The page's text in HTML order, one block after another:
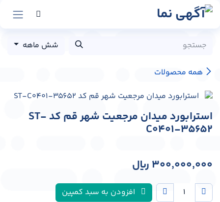
پرش به محتوا
همه محصولات
شش ماهه
استرابورد میدان مرجعیت شهر قم کد ST-
C0401-35652
300,000,000 ﷼
افزودن به سبد کمپین